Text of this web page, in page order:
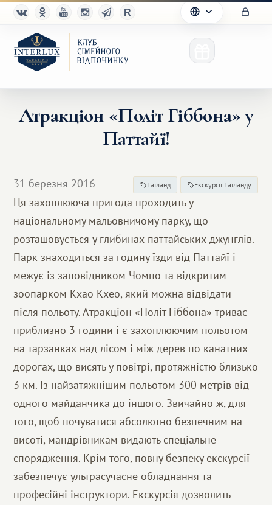
Партнерам
Благотворительность
Атракціон «Політ Гіббона» у
Паттайї!
31 березня 2016 Таїланд Екскурсії Таїланду
Ця захоплююча пригода проходить у
національному мальовничому парку, що
розташовується у глибинах паттайських джунглів.
Парк знаходиться за годину їзди від Паттайї і
межує із заповідником Чомпо та відкритим
зоопарком Кхао Кхео, який можна відвідати
після польоту. Атракціон «Політ Гіббона» триває
приблизно 3 години і є захоплюючим польотом
на тарзанках над лісом і між дерев по канатних
дорогах, що висять у повітрі, протяжністю близько
3 км. Із найзатяжнішим польотом 300 метрів від
одного майданчика до іншого. Звичайно ж, для
того, щоб почуватися абсолютно безпечним на
висоті, мандрівникам видають спеціальне
спорядження. Крім того, повну безпеку екскурсії
забезпечує ультрасучасне обладнання та
професійні інструктори. Екскурсія дозволить